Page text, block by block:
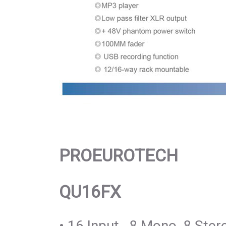
PROEUROTECH
QU16FX